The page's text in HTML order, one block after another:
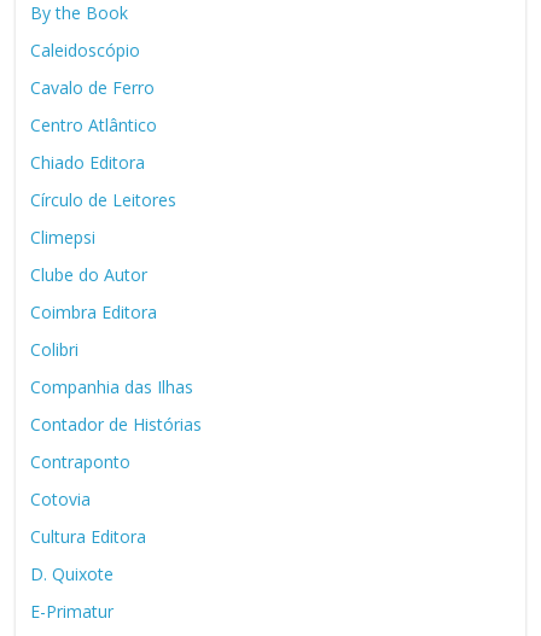
By the Book
Caleidoscópio
Cavalo de Ferro
Centro Atlântico
Chiado Editora
Círculo de Leitores
Climepsi
Clube do Autor
Coimbra Editora
Colibri
Companhia das Ilhas
Contador de Histórias
Contraponto
Cotovia
Cultura Editora
D. Quixote
E-Primatur